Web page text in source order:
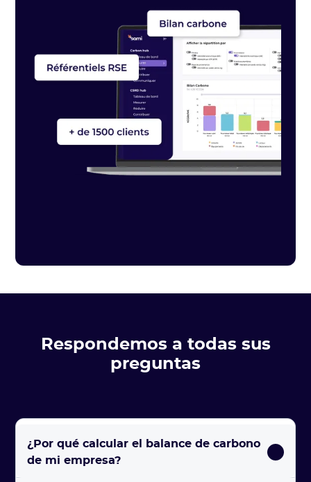
Respondemos a todas sus
preguntas
¿Por qué calcular el balance de carbono
de mi empresa?